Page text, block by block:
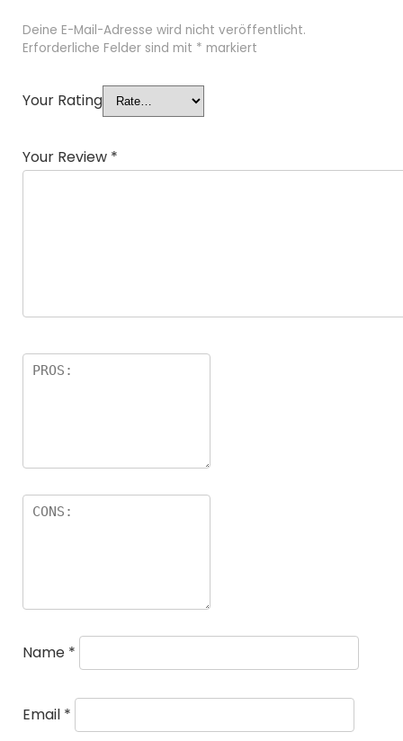
Deine E-Mail-Adresse wird nicht veröffentlicht.
Erforderliche Felder sind mit * markiert
Your Rating
Your Review *
Name *
Email *